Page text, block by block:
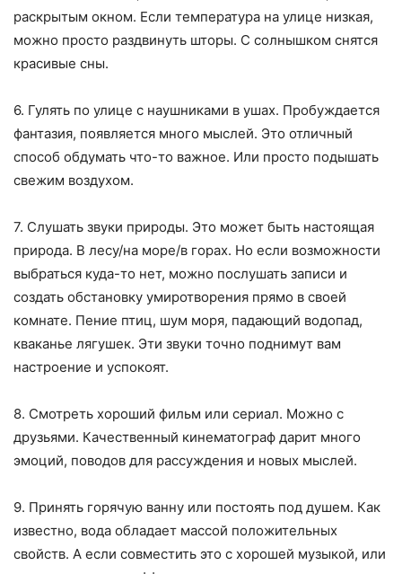
раскрытым окном. Если температура на улице низкая,
можно просто раздвинуть шторы. С солнышком снятся
красивые сны.
6. Гулять по улице с наушниками в ушах. Пробуждается
фантазия, появляется много мыслей. Это отличный
способ обдумать что-то важное. Или просто подышать
свежим воздухом.
7. Слушать звуки природы. Это может быть настоящая
природа. В лесу/на море/в горах. Но если возможности
выбраться куда-то нет, можно послушать записи и
создать обстановку умиротворения прямо в своей
комнате. Пение птиц, шум моря, падающий водопад,
кваканье лягушек. Эти звуки точно поднимут вам
настроение и успокоят.
8. Смотреть хороший фильм или сериал. Можно с
друзьями. Качественный кинематограф дарит много
эмоций, поводов для рассуждения и новых мыслей.
9. Принять горячую ванну или постоять под душем. Как
известно, вода обладает массой положительных
свойств. А если совместить это с хорошей музыкой, или